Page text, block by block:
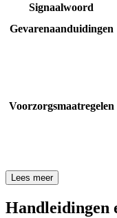
Signaalwoord
Gevarenaanduidingen
Voorzorgsmaatregelen
Lees meer
Handleidingen